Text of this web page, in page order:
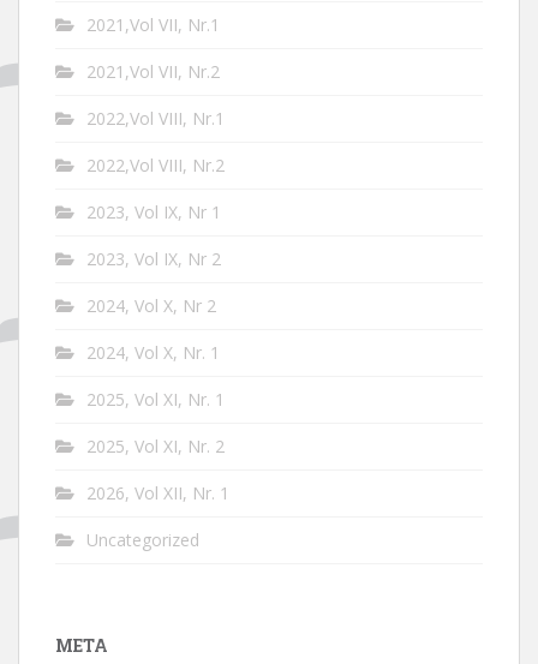
2021,Vol VII, Nr.1
2021,Vol VII, Nr.2
2022,Vol VIII, Nr.1
2022,Vol VIII, Nr.2
2023, Vol IX, Nr 1
2023, Vol IX, Nr 2
2024, Vol X, Nr 2
2024, Vol X, Nr. 1
2025, Vol XI, Nr. 1
2025, Vol XI, Nr. 2
2026, Vol XII, Nr. 1
Uncategorized
META